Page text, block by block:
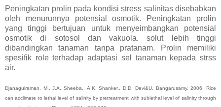
Peningkatan prolin pada kondisi stress salinitas disebabkan
oleh menurunnya potensial osmotik. Peningkatan prolin
yang tinggi bertujuan untuk menyeimbangkan potensial
osmotik di sotosol dan vakuola. solut lebih tinggi
dibandingkan tanaman tanpa pratanam. Prolin memiliki
spesifik role terhadap adaptasi sel tanaman kepada strss
air.
Djanaguiraman, M., J.A. Sheeba., A.K. Shanker., D.D. Devi&U. Bangarusamy. 2006. Rice
can acclimate to lethal level of salinity by pretreatment with sublethal level of salinity through